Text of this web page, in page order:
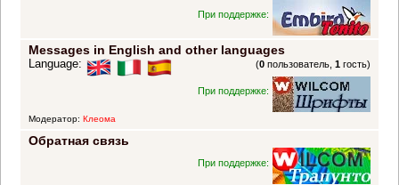
При поддержке:
Messages in English and other languages
(0 пользователь,1 гость)
Language:
При поддержке:
Модератор: Клеома
Обратная связь
При поддержке: